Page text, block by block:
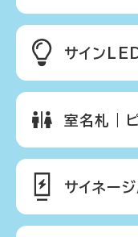
サイン
室名札｜
サイネー